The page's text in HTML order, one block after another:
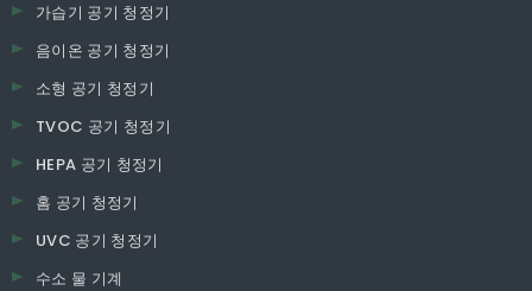
가습기 공기 청정기
음이온 공기 청정기
소형 공기 청정기
TVOC 공기 청정기
HEPA 공기 청정기
홈 공기 청정기
UVC 공기 청정기
수소 물 기계